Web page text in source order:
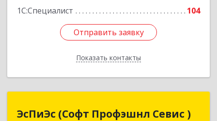
1С:Специалист
104
Отправить заявку
Показать контакты
Отправить заявку
Назад
ЭсПиЭс (Софт Профэшнл Севис )
ЭсПиЭс (Софт Профэшнл Севис )